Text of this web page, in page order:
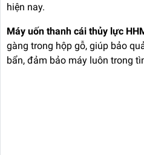
hiện nay.
Máy uốn thanh cái thủy lực
gàng trong hộp gỗ, giúp bảo
bẩn, đảm bảo máy luôn trong